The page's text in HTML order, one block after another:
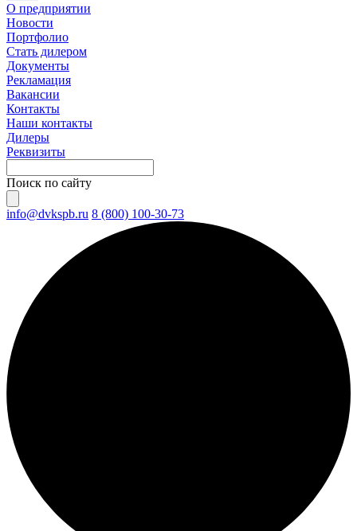
О предприятии
Новости
Портфолио
Стать дилером
Документы
Рекламация
Вакансии
Контакты
Наши контакты
Дилеры
Реквизиты
Поиск по сайту
info@dvkspb.ru 8 (800) 100-30-73